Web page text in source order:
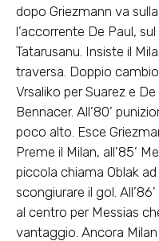
dopo Griezmann va
l’accorrente De Paul,
Tatarusanu. Insiste il
traversa. Doppio
Vrsaliko per Suarez e
Bennacer. All’80’
poco alto. Esce
Preme il Milan, all’85’
piccola chiama Oblak
scongiurare il gol.
al centro per Messias
vantaggio. Ancora